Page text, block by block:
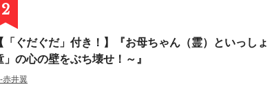
2
「ぐだぐだ」付き！】『お母ちゃん（霊）といっ
」の心の壁をぶち壊せ！～』
赤井翼